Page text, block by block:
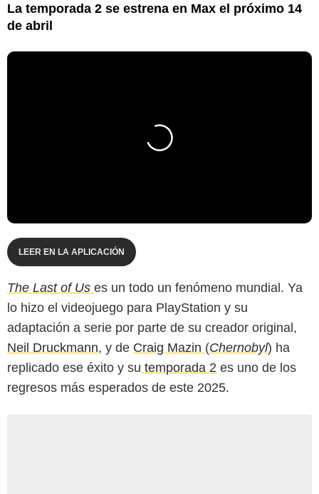
La temporada 2 se estrena en Max el próximo 14
de abril
LEER EN LA APLICACIÓN
The Last of Us es un todo un fenómeno mundial. Ya
lo hizo el videojuego para PlayStation y su
adaptación a serie por parte de su creador original,
Neil Druckmann, y de Craig Mazin (Chernobyl) ha
replicado ese éxito y su temporada 2 es uno de los
regresos más esperados de este 2025.